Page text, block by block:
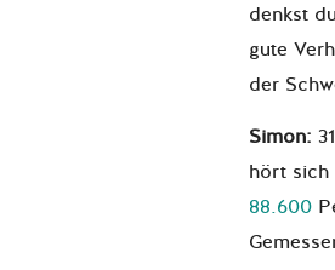
denkst
gute
der
Simon:
hört sich
88.600